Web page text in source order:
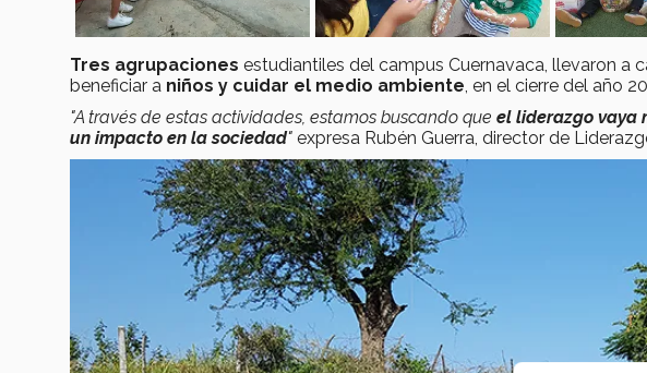
Tres agrupaciones estudiantiles del campus Cuernavaca, llevaron a
beneficiar a niños y cuidar el medio ambiente, en el cierre del año
"A través de estas actividades, estamos buscando que el liderazgo vaya
un impacto en la sociedad" expresa Rubén Guerra, director de